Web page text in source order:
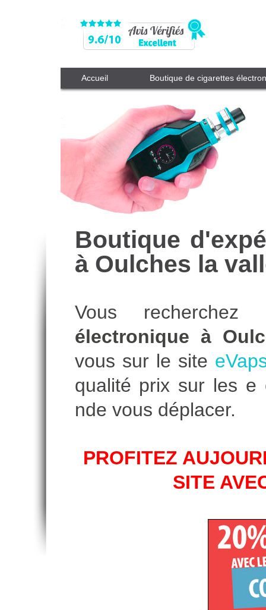
Accueil Boutique de cigarettes
Boutique
à Oulches la
Vous
électronique à
vous sur le site
qualité prix sur les e
nde vous déplacer.
PROFITEZ
SITE